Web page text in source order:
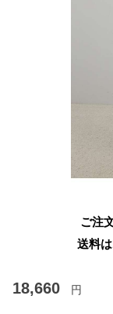
ご注
送料
18,660 円